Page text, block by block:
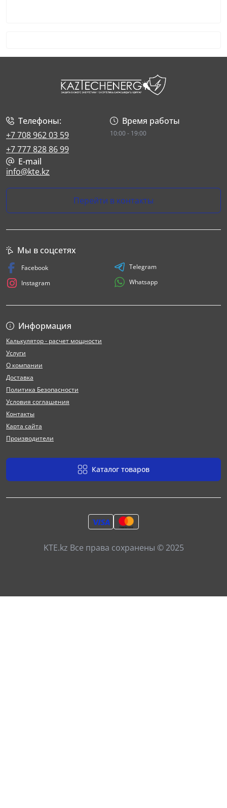
Телефоны:
+7 708 962 03 59
+7 777 828 86 99
Время работы
10:00 - 19:00
E-mail
info@kte.kz
Перейти в контакты
Информация
Калькулятор - расчет мощности
Услуги
О компании
Доставка
Политика Безопасности
Условия соглашения
Контакты
Карта сайта
Производители
Каталог товаров
Мы в соцсетях
Facebook
Instagram
Telegram
Whatsapp
KTE.kz Все права сохранены © 2025